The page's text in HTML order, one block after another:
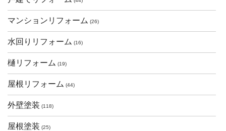
マンションリフォーム (26)
水回りリフォーム (16)
樋リフォーム (19)
屋根リフォーム (44)
外壁塗装 (118)
屋根塗装 (25)